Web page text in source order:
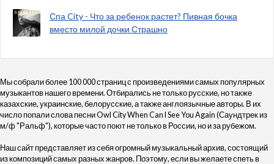
Спа City - Что за ребенок растет? Пивная бочка
вместо милой дочки Страшно
Мы собрали более 100 000 страниц с произведениями самых популярных
музыкантов нашего времени. Отбирались не только русские, но также
казахские, украинские, белорусские, а также англоязычные авторы. В их
число попали слова песни Owl City When Can I See You Again (Саундтрек из
м/ф "Ральф"), которые часто поют не только в России, но и за рубежом.
Наш сайт представляет из себя огромный музыкальный архив, состоящий
из композиций самых разных жанров. Поэтому, если вы желаете спеть в